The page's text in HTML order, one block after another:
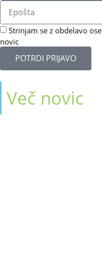
Strinjam se z obdelavo
novic
POTRDI PRIJAVO
Več novic